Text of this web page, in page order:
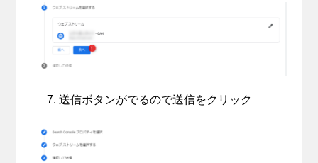
送信ボタンがでるので送信をクリック